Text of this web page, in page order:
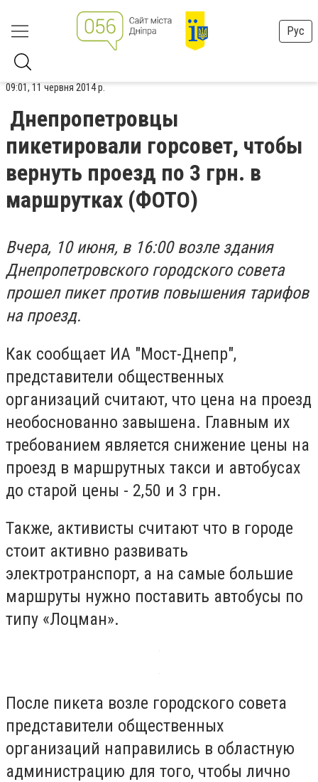
Рус
09:01, 11 червня 2014 р.
Днепропетровцы
пикетировали горсовет, чтобы
вернуть проезд по 3 грн. в
маршрутках (ФОТО)
Вчера, 10 июня, в 16:00 возле здания
Днепропетровского городского совета
прошел пикет против повышения тарифов
на проезд.
Как сообщает ИА "Мост-Днепр",
представители общественных
организаций считают, что цена на проезд
необоснованно завышена. Главным их
требованием является снижение цены на
проезд в маршрутных такси и автобусах
до старой цены - 2,50 и 3 грн.
Также, активисты считают что в городе
стоит активно развивать
электротранспорт, а на самые большие
маршруты нужно поставить автобусы по
типу «Лоцман».
После пикета возле городского совета
представители общественных
организаций направились в областную
администрацию для того, чтобы лично